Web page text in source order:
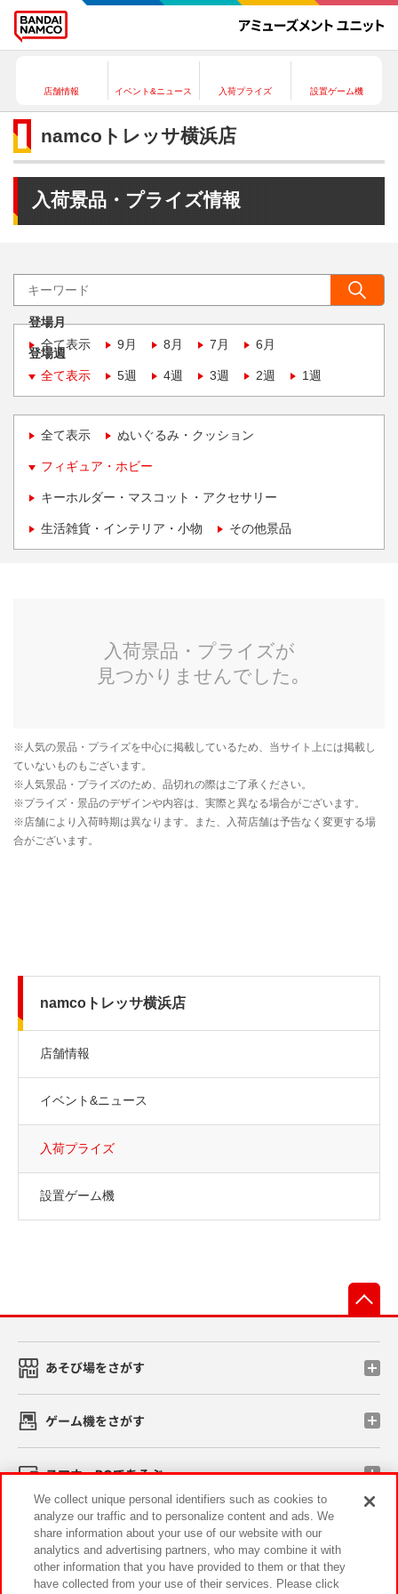
店舗情報 イベント&ニュース 入荷プライズ 設置ゲーム機
namcoトレッサ横浜店
入荷景品・プライズ情報
登場月
全て表示
9月 8月 7月 6月
登場週
全て表示
5週 4週 3週 2週 1週
全て表示 ぬいぐるみ・クッション
フィギュア・ホビー
キーホルダー・マスコット・アクセサリー
生活雑貨・インテリア・小物 その他景品
namcoトレッサ横浜店
店舗情報
イベント&ニュース
入荷プライズ
設置ゲーム機
あそび場をさがす
ゲーム機をさがす
スマホ・PCであそぶ
イベント・キャンペーン
We collect unique personal identifiers such as cookies to
analyze our traffic and to personalize content and ads. We
share information about your use of our website with our
analytics and advertising partners, who may combine it with
other information that you have provided to them or that they
have collected from your use of their services. Please click